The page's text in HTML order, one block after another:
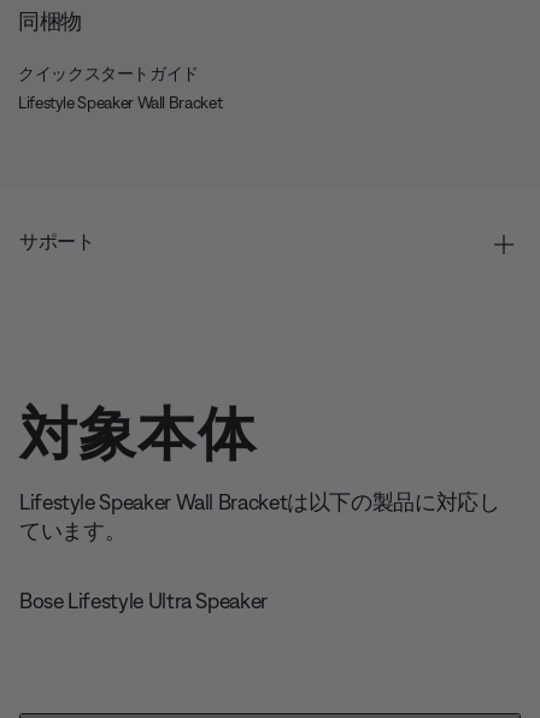
同梱物
クイックスタートガイド
Lifestyle Speaker Wall Bracket
サポート
対象本体
Lifestyle Speaker Wall Bracketは以下の製品に対応し
ています。
Bose Lifestyle Ultra Speaker